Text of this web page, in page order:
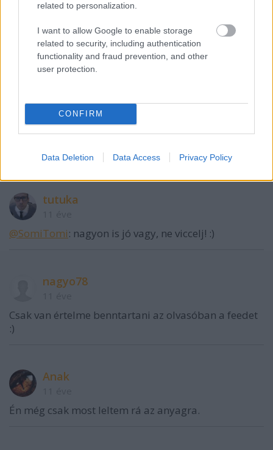
related to personalization.
I want to allow Google to enable storage
related to security, including authentication
functionality and fraud prevention, and other
user protection.
CONFIRM
Data Deletion Data Access Privacy Policy
reménykedem?
Mnarko
5 percnél láttam meg, hogy 1h 49min 38s hosszú!
Ma már nem hallgatom meg :)
Sok legózást neked is!
tutuka
@SomiTomi: nagyon is jó vagy, ne viccelj! :)
nagyo78
Csak van értelme benntartani az olvasóban a feedet
:)
Anak
Én még csak most leltem rá az anyagra.